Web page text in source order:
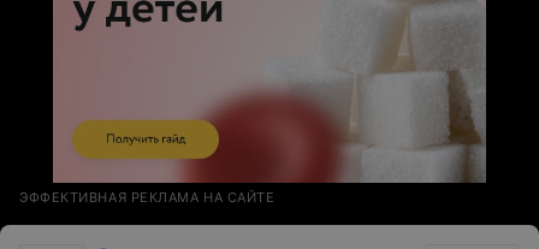
ЭФФЕКТИВНАЯ РЕКЛАМА НА САЙТЕ